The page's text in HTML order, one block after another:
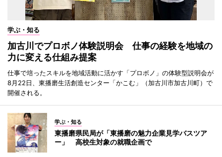
学ぶ・知る
加古川でプロボノ体験説明会 仕事の経験を地域の
力に変える仕組み提案
仕事で培ったスキルを地域活動に活かす「プロボノ」の体験型説明会が
8月22日、東播磨生活創造センター「かこむ」（加古川市加古川町）で
開催される。
学ぶ・知る
東播磨県民局が「東播磨の魅力企業見学バスツア
ー」 高校生対象の就職企画で